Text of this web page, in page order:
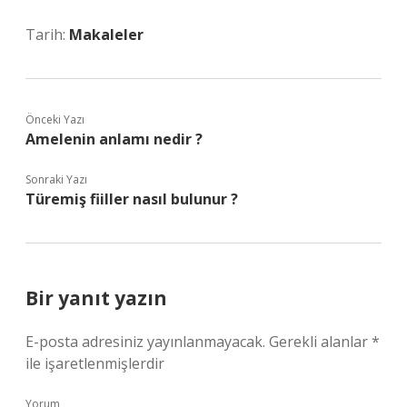
Tarih: Makaleler
Önceki Yazı
Amelenin anlamı nedir ?
Sonraki Yazı
Türemiş fiiller nasıl bulunur ?
Bir yanıt yazın
E-posta adresiniz yayınlanmayacak. Gerekli alanlar*
ile işaretlenmişlerdir
Yorum